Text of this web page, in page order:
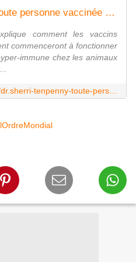
Dr. Sherri #Tenpenny : Toute personne vaccinée décédera dans un délai de 1 à 2 ans (VOFR -Français) - MOINS de BIENS PLUS de LIENS
comment les vaccins
commenceront à fonctionner
immune chez les animaux